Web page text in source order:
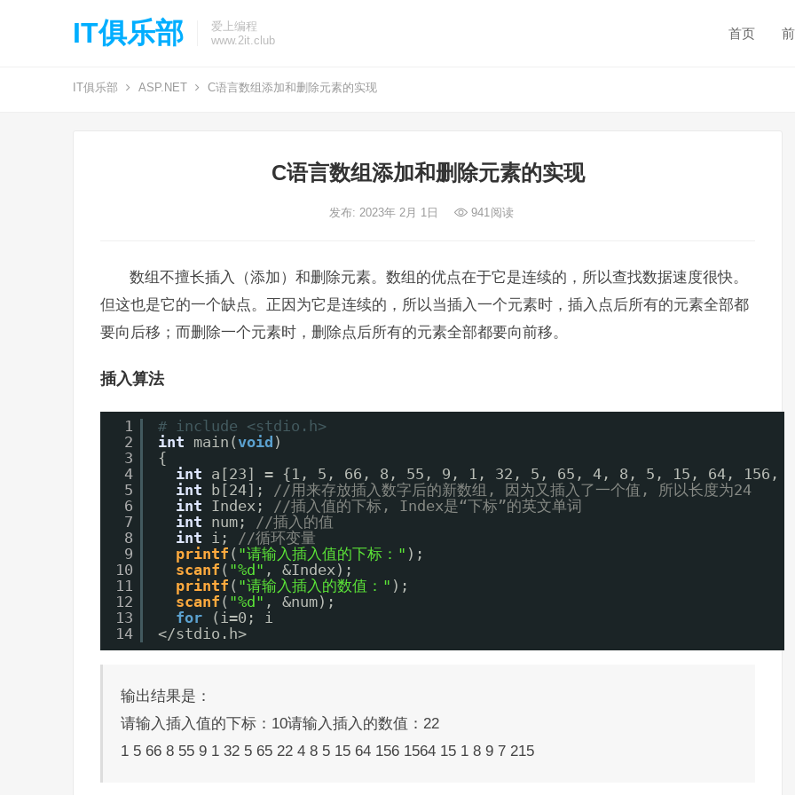
IT俱乐部
爱上编程
www.2it.club
首页
IT俱乐部 ASP.NET C语言数组添加和删除元素的实现
C语言数组添加和删除元素的实现
发布: 2023年 2月 1日 941阅读
数组不擅长插入（添加）和删除元素。数组的优点在于它是连续的，所以查找数据速度很快。
但这也是它的一个缺点。正因为它是连续的，所以当插入一个元素时，插入点后所有的元素全部都
要向后移；而删除一个元素时，删除点后所有的元素全部都要向前移。
插入算法
1
2
3
4
5
6
7
8
9
10
11
12
13
14
# include <stdio.h>
int
main(void )
{
int
a[23] = {1, 5, 66, 8, 55, 9, 1, 32, 5, 65, 4, 8, 5, 15, 64, 156,
int
b[24];
//用来存放插入数字后的新数组, 因为又插入了一个值, 所以长度为24
int
Index;
//插入值的下标, Index是“下标”的英文单词
int
num;
//插入的值
int
i;
//循环变量
printf ( "请输入插入值的下标：" );
scanf ( "%d" , &Index);
printf ( "请输入插入的数值：" );
scanf ( "%d" , &num);
for
(i=0; i
</stdio.h>
输出结果是：
请输入插入值的下标：10请输入插入的数值：22
1 5 66 8 55 9 1 32 5 65 22 4 8 5 15 64 156 1564 15 1 8 9 7 215